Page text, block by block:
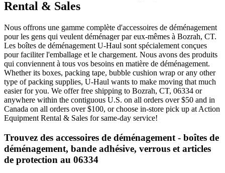
Rental & Sales
Nous offrons une gamme complète d'accessoires de déménagement
pour les gens qui veulent déménager par eux-mêmes à Bozrah, CT.
Les boîtes de déménagement U-Haul sont spécialement conçues
pour faciliter l'emballage et le chargement. Nous avons des produits
qui conviennent à tous vos besoins en matière de déménagement.
Whether its boxes, packing tape, bubble cushion wrap or any other
type of packing supplies, U-Haul wants to make moving that much
easier for you. We offer free shipping to Bozrah, CT, 06334 or
anywhere within the contiguous U.S. on all orders over $50 and in
Canada on all orders over $100, or choose in-store pick up at Action
Equipment Rental & Sales for same-day service!
Trouvez des accessoires de déménagement - boîtes de
déménagement, bande adhésive, verrous et articles
de protection au 06334